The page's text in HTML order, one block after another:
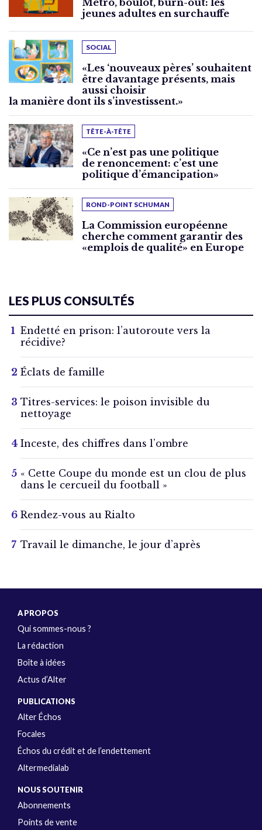
Métro, boulot, burn-out: les
jeunes adultes en surchauffe
SOCIAL
«Les ‘nouveaux pères’ souhaitent
être davantage présents, mais
aussi choisir
la manière dont ils s’investissent.»
TÊTE-À-TÊTE
«Ce n’est pas une politique
de renoncement: c’est une
politique d’émancipation»
ROND-POINT SCHUMAN
La Commission européenne
cherche comment garantir des
«emplois de qualité» en Europe
LES PLUS CONSULTÉS
Endetté en prison: l’autoroute vers la
récidive?
Éclats de famille
Titres-services: le poison invisible du
nettoyage
Inceste, des chiffres dans l’ombre
« Cette Coupe du monde est un clou de plus
dans le cercueil du football »
Rendez-vous au Rialto
Travail le dimanche, le jour d’après
A PROPOS
Qui sommes-nous ?
La rédaction
Boîte à idées
Actus d’Alter
PUBLICATIONS
Alter Échos
Focales
Échos du crédit et de l’endettement
Altermedialab
NOUS SOUTENIR
Abonnements
Points de vente